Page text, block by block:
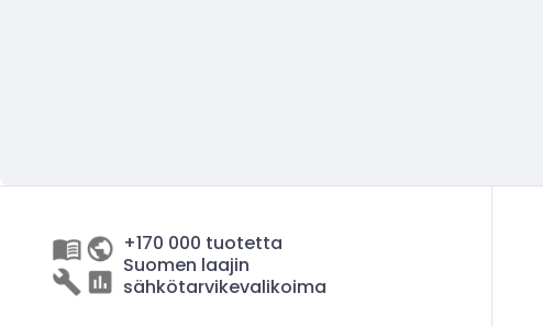
+170 000 tuotetta
Suomen laajin
sähkötarvikevalikoima